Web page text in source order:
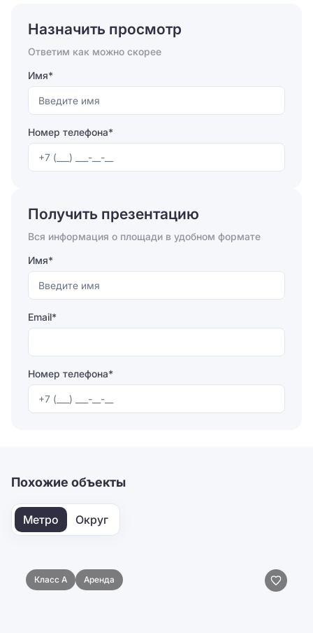
Назначить просмотр
Ответим как можно скорее
Имя*
Номер телефона*
Отправить
Получить презентацию
Вся информация о площади в удобном формате
Имя*
Email*
Номер телефона*
Похожие объекты
Метро Округ
Класс A Аренда